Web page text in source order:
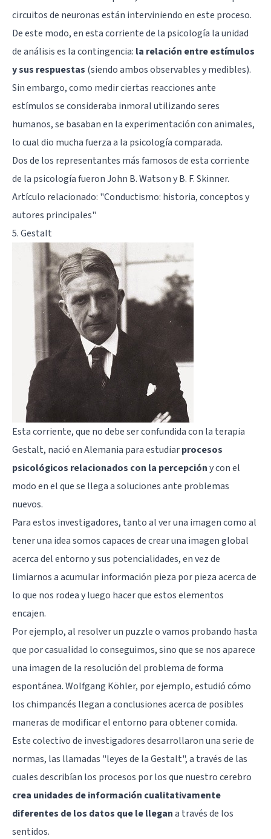
circuitos de neuronas están interviniendo en este proceso.
De este modo, en esta corriente de la psicología la unidad
de análisis es la contingencia: la relación entre estímulos
y sus respuestas (siendo ambos observables y medibles).
Sin embargo, como medir ciertas reacciones ante
estímulos se consideraba inmoral utilizando seres
humanos, se basaban en la experimentación con animales,
lo cual dio mucha fuerza a la psicología comparada.
Dos de los representantes más famosos de esta corriente
de la psicología fueronJohn B. WatsonyB. F. Skinner.
Artículo relacionado: "Conductismo: historia, conceptos y
autores principales"
5. Gestalt
Esta corriente, que no debe ser confundida con la terapia
Gestalt, nació en Alemania para estudiarprocesos
psicológicos relacionados con la percepcióny con el
modo en el que se llega a soluciones ante problemas
nuevos.
Para estos investigadores, tanto al ver una imagen como al
tener una idea somos capaces de crear una imagen global
acerca del entorno y sus potencialidades, en vez de
limiarnos a acumular información pieza por pieza acerca de
lo que nos rodea y luego hacer que estos elementos
encajen.
Por ejemplo, al resolver un puzzle o vamos probando hasta
que por casualidad lo conseguimos, sino que se nos aparece
una imagen de la resolución del problema de forma
espontánea. Wolfgang Köhler, por ejemplo, estudió cómo
los chimpancés llegan a conclusiones acerca de posibles
maneras de modificar el entorno para obtener comida.
Este colectivo de investigadores desarrollaron una serie de
normas, las llamadas "leyes de la Gestalt", a través de las
cuales describían los procesos por los que nuestro cerebro
crea unidades de información cualitativamente
diferentes de los datos que le llegana través de los
sentidos.